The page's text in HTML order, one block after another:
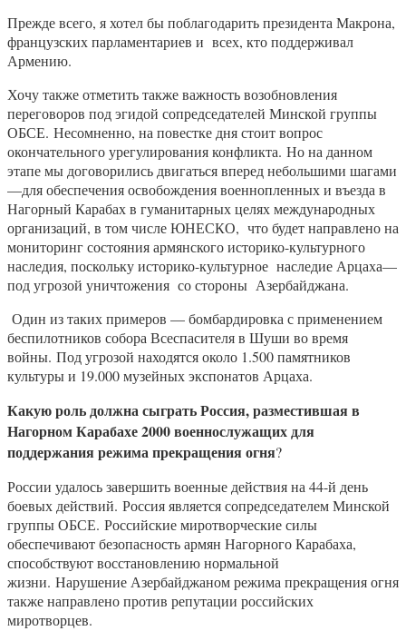
Прежде всего, я хотел бы поблагодарить президента Макрона,
французских парламентариев и всех, кто поддерживал
Армению.
Хочу также отметить также важность возобновления
переговоров под эгидой сопредседателей Минской группы
ОБСЕ. Несомненно, на повестке дня стоит вопрос
окончательного урегулирования конфликта. Но на данном
этапе мы договорились двигаться вперед небольшими шагами
—для обеспечения освобождения военнопленных и въезда в
Нагорный Карабах в гуманитарных целях международных
организаций, в том числе ЮНЕСКО, что будет направлено на
мониторинг состояния армянского историко-культурного
наследия, поскольку историко-культурное наследие Арцаха—
под угрозой уничтожения со стороны Азербайджана.
Один из таких примеров — бомбардировка с применением
беспилотников собора Всеспасителя в Шуши во время
войны. Под угрозой находятся около 1.500 памятников
культуры и 19.000 музейных экспонатов Арцаха.
Какую роль должна сыграть Россия, разместившая в
Нагорном Карабахе 2000 военнослужащих для
поддержания режима прекращения огня?
России удалось завершить военные действия на 44-й день
боевых действий. Россия является сопредседателем Минской
группы ОБСЕ. Российские миротворческие силы
обеспечивают безопасность армян Нагорного Карабаха,
способствуют восстановлению нормальной
жизни. Нарушение Азербайджаном режима прекращения огня
также направлено против репутации российских
миротворцев.